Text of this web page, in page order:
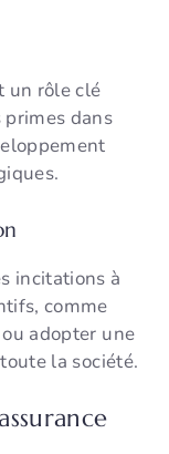
un rôle clé
primes dans
incitations à
comme
adopter une
la société.